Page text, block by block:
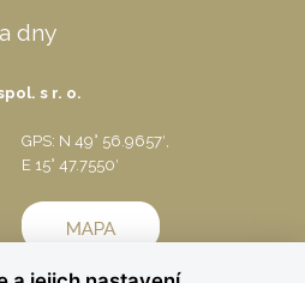
dny
s r. o.
GPS: N 49° 56.9657′,
E 15° 47.7550′